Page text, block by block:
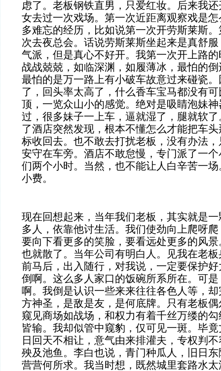
虑了。老板钢铁直男，只爱红妆。后来我
女去过一次戏场。第一次近距离观察戏是
多难忘的经历，比如说第一次开劳斯莱斯
次去夜总会。话说劳斯莱斯坐起来是真舒
气派，但是真心不好开。我第一次开上路
战战兢兢，如临深渊，如履薄冰，最怕的
最怕的是万一路上有小破车故意过来碰瓷
了，回头率太高了，什么香车宝马都没有
顶，一览众山小的感觉。绝对是吸睛泡妹
过，很多妹子一上车，逼就湿了，腿就软
了酒店突然发现，根本不懂怎么才能把车
标收回去。也不敢去打扰老板，没有办法
安守在车旁。酒店不敢怠慢，专门派了一
们两个小时。当然，也不能让人白辛苦一
小费。
现在回想起来，当年我们老板，其实就是
多人，依靠他讨生活。我们使劲向上爬呀
要向下看更多的笑脸，要看远处更多的风
也就散了。当年公司有明白人。见我在老
前马后，出入随行，对我说，一定要保护
倒啊。这么多人家口的饭碗所系所在。可
啊。我倒是认识一些来来往往各色人等，
方神圣，是敌是友，是何底牌。只有老板
窥见商场如战场，和权力有着千丝万缕的
皆输。我却似管中窥豹，仅可见一斑。毕
日回天不相让，意气由来排灌夫，专权判
殃及池鱼。李白也说，青门种瓜人，旧日
营营何所求。我当时想，既然城里套路水